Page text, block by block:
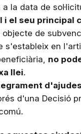
la data de
i el seu principal
de
s'estableix en
no
llei.
d'una Decisió